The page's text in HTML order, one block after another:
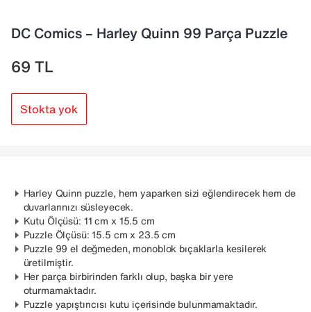
DC Comics – Harley Quinn 99 Parça Puzzle
69 TL
Stokta yok
Harley Quinn puzzle, hem yaparken sizi eğlendirecek hem de
duvarlarınızı süsleyecek.
Kutu Ölçüsü: 11 cm x 15.5 cm
Puzzle Ölçüsü: 15.5 cm x 23.5 cm
Puzzle 99 el değmeden, monoblok bıçaklarla kesilerek
üretilmiştir.
Her parça birbirinden farklı olup, başka bir yere
oturmamaktadır.
Puzzle yapıştırıcısı kutu içerisinde bulunmamaktadır.